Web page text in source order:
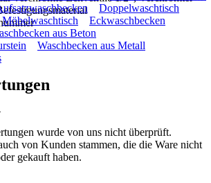
Doppelwaschtisch
Möbelwaschtisch
Eckwaschbecken
aus Beton
Waschbecken aus Metall
wurde von uns nicht überprüft.
von Kunden stammen, die die Ware nicht
gekauft haben.